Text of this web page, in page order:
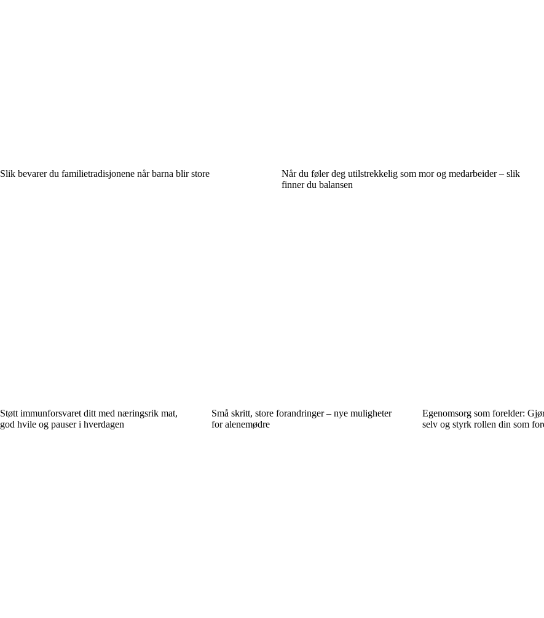
Slik bevarer du familietradisjonene når barna blir store
Når du føler deg utilstrekkelig som mor og medarbeider – slik
finner du balansen
Støtt immunforsvaret ditt med næringsrik mat,
god hvile og pauser i hverdagen
Små skritt, store forandringer – nye muligheter
for alenemødre
Egenomsorg som forelder:
selv og styrk rollen din som